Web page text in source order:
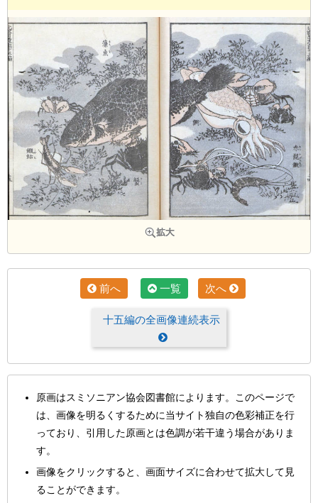
前へ 一覧 次へ
十五編の全画像連続表示
原画はスミソニアン協会図書館によります。このページで
は、画像を明るくするために当サイト独自の色彩補正を行
っており、引用した原画とは色調が若干違う場合がありま
す。
画像をクリックすると、画面サイズに合わせて拡大して見
ることができます。